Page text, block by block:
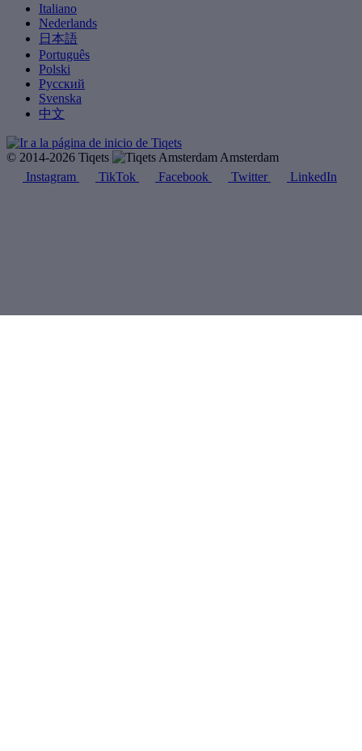
Italiano
Nederlands
日本語
Português
Polski
Русский
Svenska
中文
© 2014-2026 Tiqets
Amsterdam
Instagram
TikTok Facebook Twitter LinkedIn